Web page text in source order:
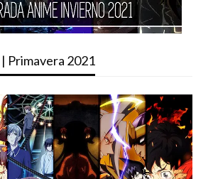
Primavera 2021